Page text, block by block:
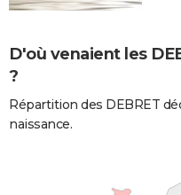
D'où venaient les
?
Répartition des DEBRET
naissance.